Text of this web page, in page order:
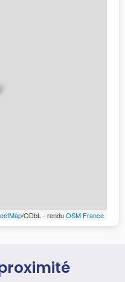
/ODbL - renduOSM France